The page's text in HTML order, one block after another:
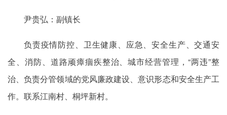
尹贵弘：副镇长
负责疫情防控、卫生健康、应急、安全生产、交通安
全、消防、道路顽瘴痼疾整治、城市经营管理，“两违”整
治、负责分管领域的党风廉政建设、意识形态和安全生产工
作。联系江南村、桐坪新村。